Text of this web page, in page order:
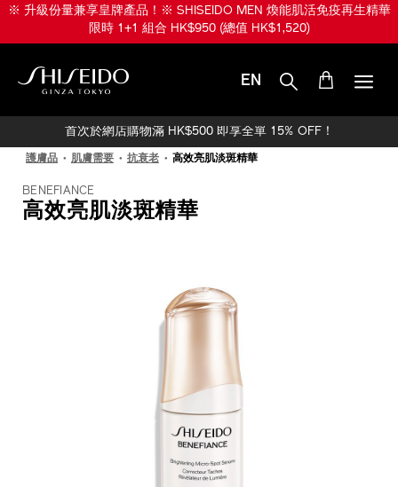
跳※ 升級份量兼享皇牌產品！※ SHISEIDO MEN 煥能肌活免疫再生精華
限時 1+1 組合 HK$950 (總值 HK$1,520)
EN
首次於網店購物滿 HK$500 即享全單 15% OFF！
護膚品 肌膚需要 抗衰老 高效亮肌淡斑精華
BENEFIANCE
高效亮肌淡斑精華